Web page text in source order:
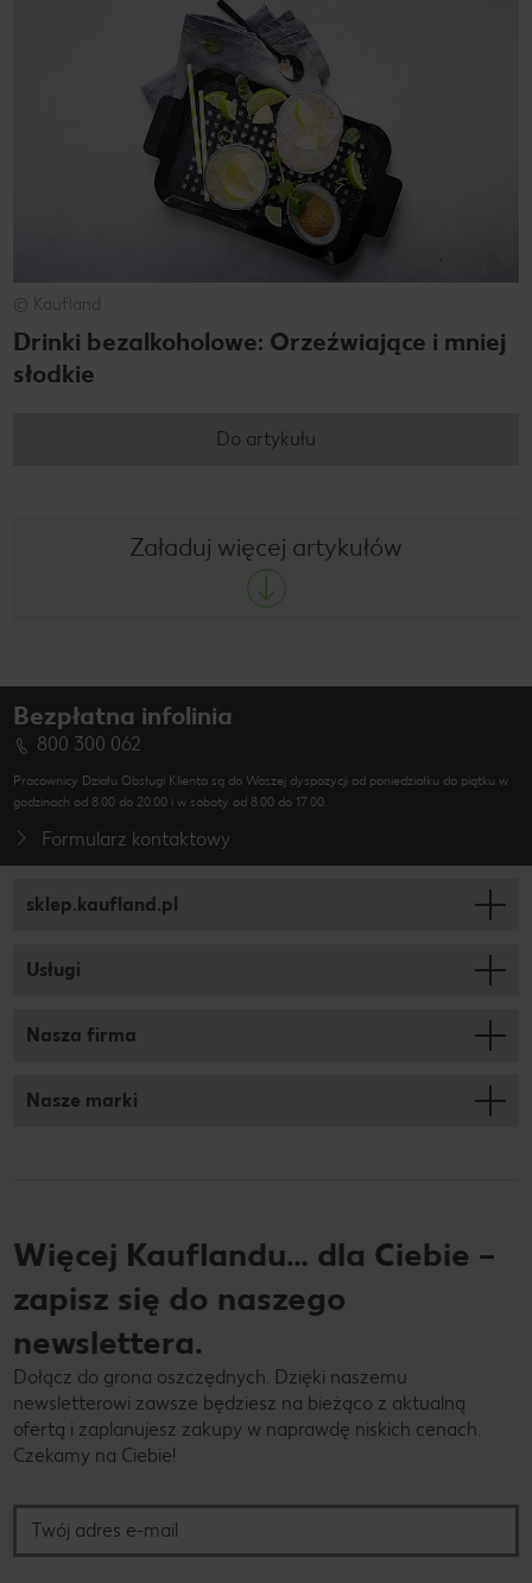
© Kaufland
Drinki bezalkoholowe: Orzeźwiające i mniej
słodkie
Do artykułu
Załaduj więcej artykułów
Bezpłatna infolinia
800 300 062
Pracownicy Działu Obsługi Klienta są do Waszej dyspozycji od poniedziałku do piątku w
godzinach od 8.00 do 20.00 i w soboty od 8.00 do 17.00.
Formularz kontaktowy
sklep.kaufland.pl
Usługi
Nasza firma
Nasze marki
Więcej Kauflandu… dla Ciebie –
zapisz się do naszego
newslettera.
Dołącz do grona oszczędnych. Dzięki naszemu
newsletterowi zawsze będziesz na bieżąco z aktualną
ofertą i zaplanujesz zakupy w naprawdę niskich cenach.
Czekamy na Ciebie!